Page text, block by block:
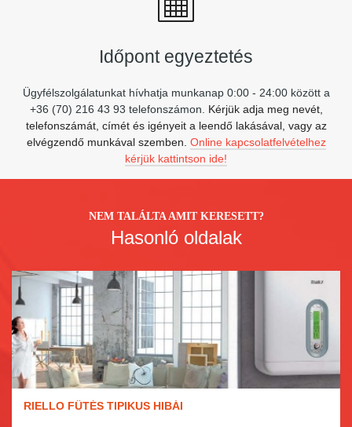
Időpont egyeztetés
Ügyfélszolgálatunkat hívhatja munkanap 0:00 - 24:00 között a
+36 (70) 216 43 93 telefonszámon. Kérjük adja meg nevét,
telefonszámát, címét és igényeit a leendő lakásával, vagy az
elvégzendő munkával szemben. Online kapcsolatfelvételhez
kérjük kattintson ide!
NEM TALÁLTA AMIT KERESETT?
Hasonló oldalak
RIELLO FŰTÉS TIPIKUS HIBÁI